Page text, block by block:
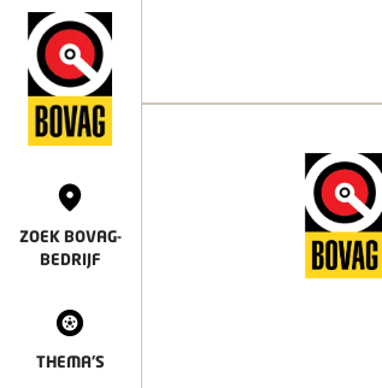
ZOEK BOVAG-
BEDRIJF
THEMA'S